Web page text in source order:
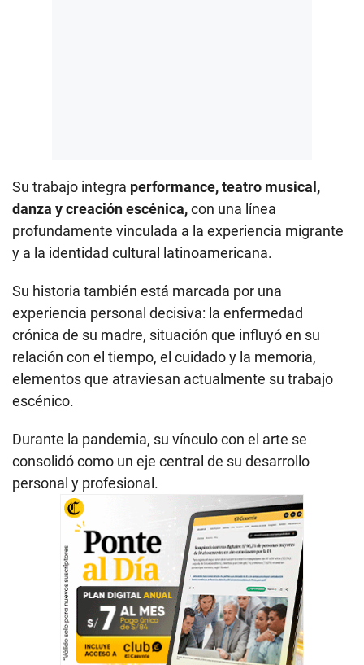
Su trabajo integra performance, teatro musical,
danza y creación escénica,con una línea
profundamente vinculada a la experiencia migrante
y a la identidad cultural latinoamericana.
Su historia también está marcada por una
experiencia personal decisiva: la enfermedad
crónica de su madre, situación que influyó en su
relación con el tiempo, el cuidado y la memoria,
elementos que atraviesan actualmente su trabajo
escénico.
Durante la pandemia, su vínculo con el arte se
consolidó como un eje central de su desarrollo
personal y profesional.